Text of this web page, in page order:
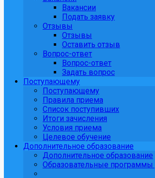
Вакансии
Подать заявку
Отзывы
Отзывы
Оставить отзыв
Вопрос-ответ
Вопрос-ответ
Задать вопрос
Поступающему
Поступающему
Правила приема
Список поступивших
Итоги зачисления
Условия приема
Целевое обучение
Дополнительное образование
Дополнительное образование
Образовательные